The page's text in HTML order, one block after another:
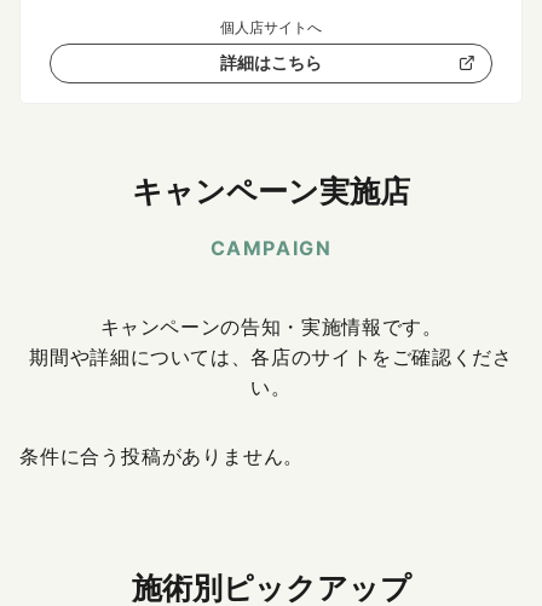
個人店サイトへ
詳細はこちら
キャンペーン実施店
CAMPAIGN
キャンペーンの告知・実施情報です。
期間や詳細については、各店のサイトをご確認くださ
い。
条件に合う投稿がありません。
施術別ピックアップ